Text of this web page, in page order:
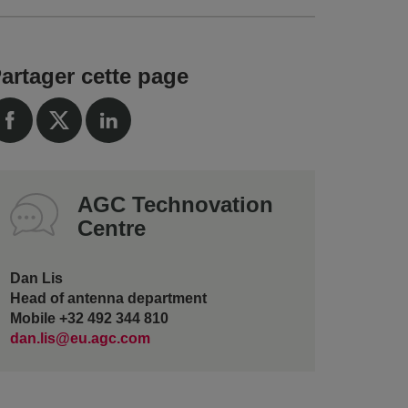
cette page
AGC Technovation
Centre
Dan Lis
Head of antenna department
Mobile +32 492 344 810
dan.lis@eu.agc.com